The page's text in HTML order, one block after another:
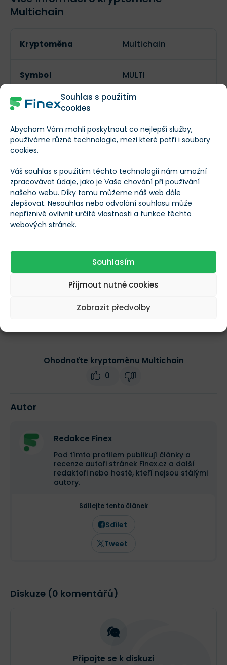
Souhlas s použitím
cookies
Abychom Vám mohli poskytnout co nejlepší služby,
používáme různé technologie, mezi které patří i soubory
cookies.
Váš souhlas s použitím těchto technologií nám umožní
zpracovávat údaje, jako je Vaše chování při používání
našeho webu. Díky tomu můžeme náš web dále
zlepšovat. Nesouhlas nebo odvolání souhlasu může
nepříznivě ovlivnit určité vlastnosti a funkce těchto
webových stránek.
Souhlasím
Přijmout nutné cookies
Zobrazit předvolby
Multichain
Kryptoměna Multichain
Symbol MULTI
Aktuální počet
Maximální počet
tokenů
--
Změna ceny za 24h -0,1 %
Ohodnoťte kryptoměnu Multichain
0
1
Autor
Redakce Finex
Pod tímto profilem publikují články a
recenze autoři stránek Finex.cz a další
redaktoři nebo hosté, kteří nejsou stálými
autory.
Sdílejte tento článek
Sdílet
Tweet
Diskuze (0 komentářů)
Připojte se k diskuzi